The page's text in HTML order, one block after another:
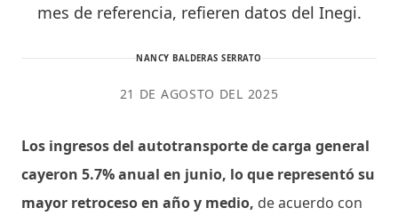
mes de referencia, refieren datos del Inegi.
NANCY BALDERAS SERRATO
21 DE AGOSTO DEL 2025
Los ingresos del autotransporte de carga general
cayeron 5.7% anual en junio, lo que representó su
mayor retroceso en año y medio, de acuerdo con